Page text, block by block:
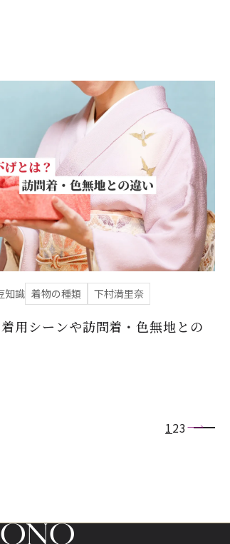
知識 着物の種類 下村満里奈
用シーンや訪問着・色無地との
123